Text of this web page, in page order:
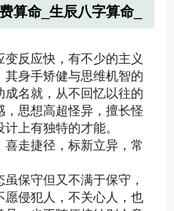
算命_生辰八字算命_
反应快，有不少的主义
身手矫健与思维机智的
名就，从不回忆以往的
思想高超怪异，擅长怪
上有独特的才能。
走捷径，标新立异，常
保守但又不满于保守，
侵犯人，不关心人，也